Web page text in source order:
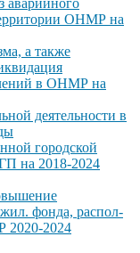
ОНМР на
а также
в ОНМР на
деятельности в
городской
на 2018-2024
фонда, распол-
2020-2024